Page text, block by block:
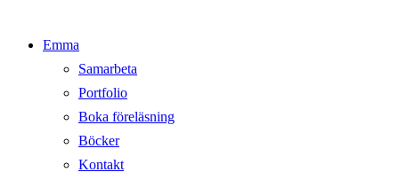
Emma
Samarbeta
Portfolio
Boka föreläsning
Böcker
Kontakt